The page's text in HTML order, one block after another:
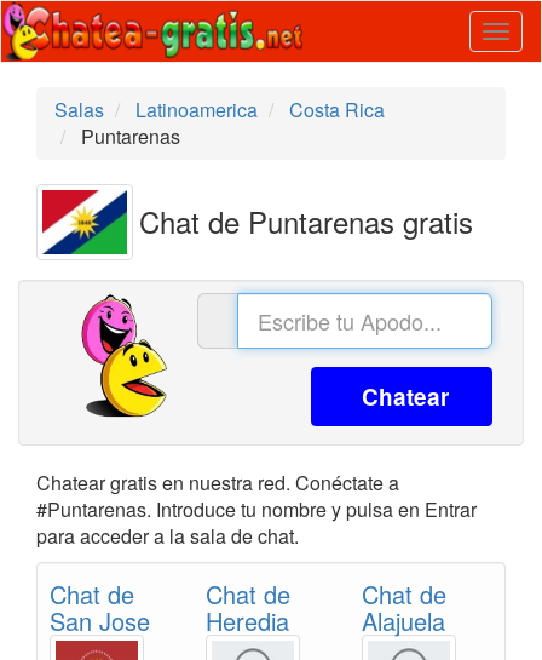
Salas
Latinoamerica
Costa Rica
Puntarenas
Chat de Puntarenas gratis
Chatear
Chatear gratis en nuestra red. Conéctate a
#Puntarenas. Introduce tu nombre y pulsa en Entrar
para acceder a la sala de chat.
Chat de
San Jose
Chat de
Heredia
Chat de
Alajuela